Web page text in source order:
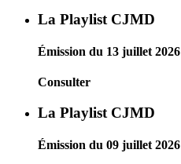
La Playlist CJMD
Émission du 13 juillet 2026
Consulter
La Playlist CJMD
Émission du 09 juillet 2026